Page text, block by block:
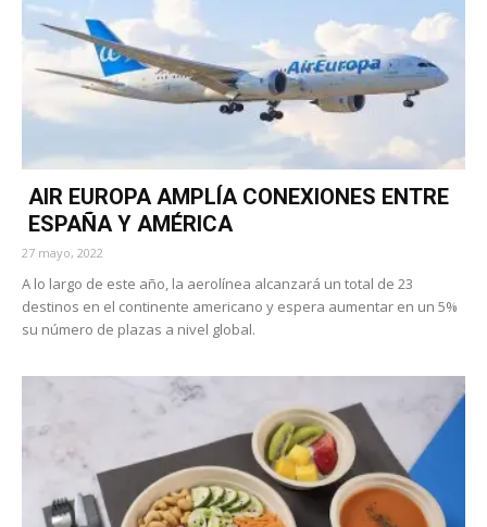
AIR EUROPA AMPLÍA CONEXIONES ENTRE
ESPAÑA Y AMÉRICA
27 mayo, 2022
A lo largo de este año, la aerolínea alcanzará un total de 23
destinos en el continente americano y espera aumentar en un 5%
su número de plazas a nivel global.